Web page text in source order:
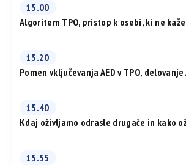
15.00
Algoritem TPO, pristop k osebi, ki ne
15.20
Pomen vključevanja AED v TPO, delovanje
15.40
Kdaj oživljamo odrasle drugače in kako
15.55